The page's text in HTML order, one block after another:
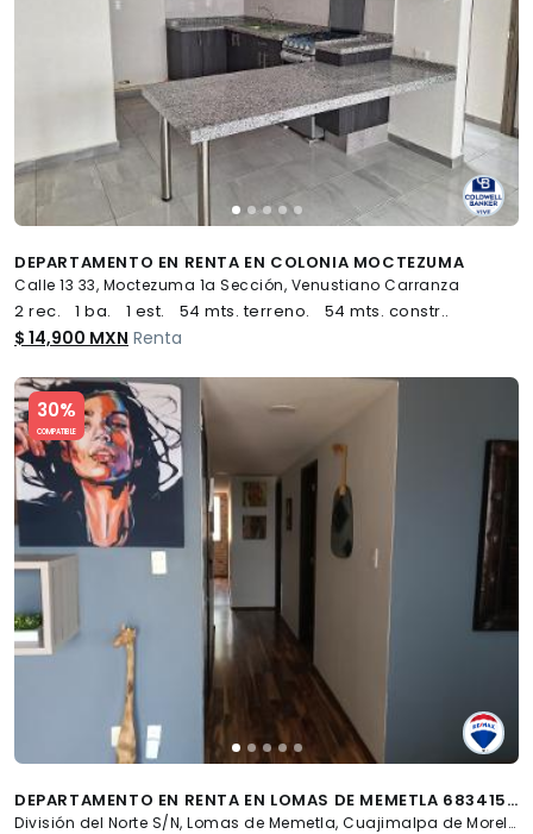
DEPARTAMENTO EN RENTA EN COLONIA MOCTEZUMA
Calle 13 33, Moctezuma 1a Sección, Venustiano Carranza
2 rec. 1 ba. 1 est. 54 mts. terreno. 54 mts. constr..
$ 14,900 MXN Renta
30%
COMPATIBLE
Slide 1 of 5
DEPARTAMENTO EN RENTA EN LOMAS DE MEMETLA 683415 - (34)
División del Norte S/N, Lomas de Memetla, Cuajimalpa de Morelos